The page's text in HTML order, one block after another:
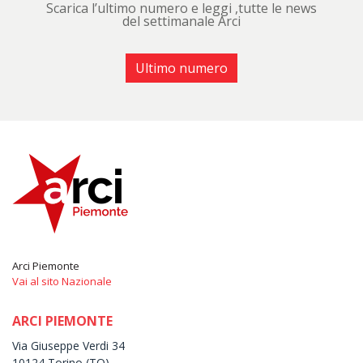
Scarica l’ultimo numero e leggi ,tutte le news
del settimanale Arci
Ultimo numero
Arci Piemonte
Vai al sito Nazionale
ARCI PIEMONTE
Via Giuseppe Verdi 34